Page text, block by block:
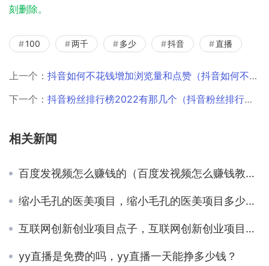
刻删除。
100 两千 多少 抖音 直播
上一个： 抖音如何不花钱增加浏览量和点赞（抖音如何不花钱增加浏览量呢）
下一个： 抖音粉丝排行榜2022有那几个（抖音粉丝排行榜2022前30）
相关新闻
百度发视频怎么赚钱的（百度发视频怎么赚钱教程）
缩小毛孔的医美项目，缩小毛孔的医美项目多少钱？
互联网创新创业项目点子，互联网创新创业项目官网？
yy直播是免费的吗，yy直播一天能挣多少钱？